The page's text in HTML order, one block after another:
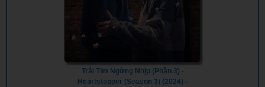
Trái Tim Ngừng Nhịp (Phần 3) -
Heartstopper (Season 3) (2024) -